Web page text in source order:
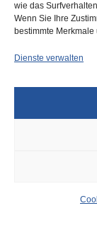
wie das
Wenn Sie Ihre
bestimmte
Dienste verwalten
IMPRESSUM